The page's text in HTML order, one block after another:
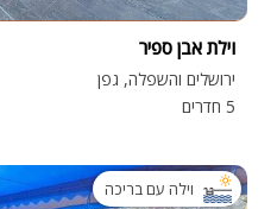
וילת אבן ספיר
ירושלים והשפלה, גפן
5 חדרים
וילה עם בריכה